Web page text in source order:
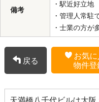
備考
・駅近好立地
・管理人常駐
・士業の方が
戻る
お気に
物件登
天満橋八千代ビルは大